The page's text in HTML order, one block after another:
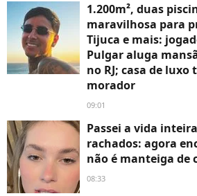
1.200m², duas
maravilhosa para
Tijuca e mais:
Pulgar aluga
no RJ; casa de
morador
09:01
Passei a vida
rachados: agora
não é manteiga de
08:33